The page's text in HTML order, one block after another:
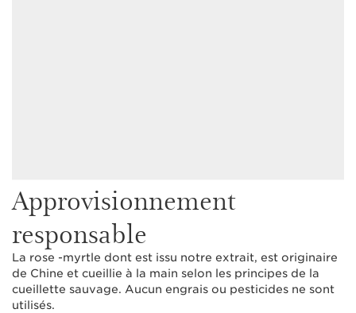
Approvisionnement
responsable
La rose -myrtle dont est issu notre extrait, est originaire
de Chine et cueillie à la main selon les principes de la
cueillette sauvage. Aucun engrais ou pesticides ne sont
utilisés.